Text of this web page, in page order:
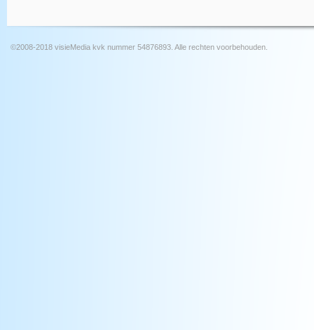
©2008-2018 visieMedia kvk nummer 54876893. Alle rechten voorbehouden.